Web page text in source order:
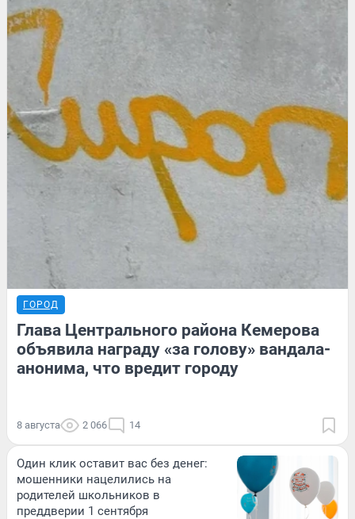
ГОРОД
Глава Центрального района Кемерова
объявила награду «за голову» вандала-
анонима, что вредит городу
8 августа 2 066 14
Один клик оставит вас без денег:
мошенники нацелились на
родителей школьников в
преддверии 1 сентября